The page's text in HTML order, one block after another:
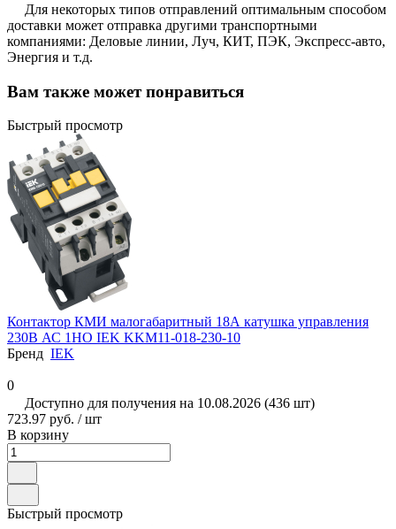
Для некоторых типов отправлений оптимальным способом
доставки может отправка другими транспортными
компаниями: Деловые линии, Луч, КИТ, ПЭК, Экспресс-авто,
Энергия и т.д.
Вам также может понравиться
Быстрый просмотр
Контактор КМИ малогабаритный 18А катушка управления
230В АС 1НО IEK KKM11-018-230-10
Бренд IEK
0
Доступно для получения на 10.08.2026 (436 шт)
723.97 руб. / шт
В корзину
Быстрый просмотр